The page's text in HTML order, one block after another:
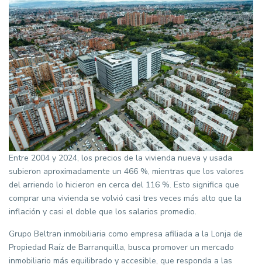
Entre 2004 y 2024, los precios de la vivienda nueva y usada
subieron aproximadamente un 466 %, mientras que los valores
del arriendo lo hicieron en cerca del 116 %. Esto significa que
comprar una vivienda se volvió casi tres veces más alto que la
inflación y casi el doble que los salarios promedio.
Grupo Beltran inmobiliaria como empresa afiliada a la Lonja de
Propiedad Raíz de Barranquilla, busca promover un mercado
inmobiliario más equilibrado y accesible, que responda a las